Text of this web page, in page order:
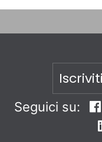
Seguici su: